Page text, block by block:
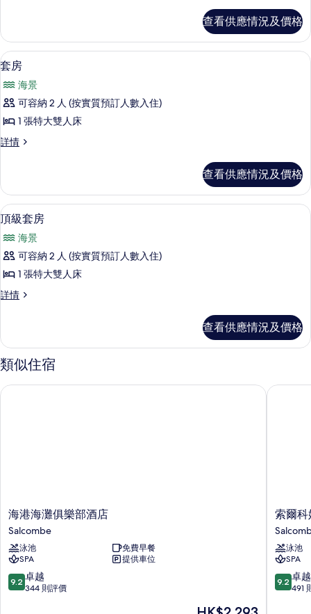
客
房
的
相
片
房
詳
情
查看供應情況及價格
載
入
所
有
套
房
相
片
9
套房
海景
可容納 2 人 (按實質預訂人數入住)
1 張特大雙人床
詳情
套
查看供應情況及價格
載
入
所
有
頂
級
房
的
相
片
頂級套房 | 防敏寢具、熨斗/熨衫板、
6
頂級套房
海景
可容納 2 人 (按實質預訂人數入住)
1 張特大雙人床
詳情
頂
詳
情
查看供應情況及價格
類似住宿
海
港
海
灘
俱
樂
部
海港海灘俱樂部酒店
Salcombe
泳池
免費早餐
SPA
提供車位
9.2
分
9.2 卓越
344 則評價
現
海港海灘俱樂部酒店
索
爾
科
姆
海
逸
酒
索爾科
泳池
SPA
9.2
分
9.2 卓越
491
索爾科